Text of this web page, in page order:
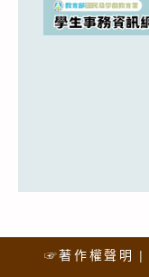
☞著作權聲明